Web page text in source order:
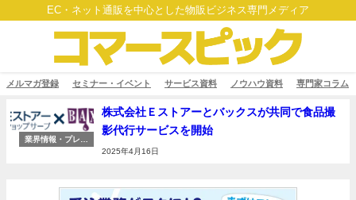
EC・ネット通販を中心とした物販ビジネス専門メディア
メルマガ登録 セミナー・イベント サービス資料 ノウハウ資料 専門家コラム
業界情報・プレス
株式会社Ｅストアーとバックスが共同で食品撮
影代行サービスを開始
2025年4月16日